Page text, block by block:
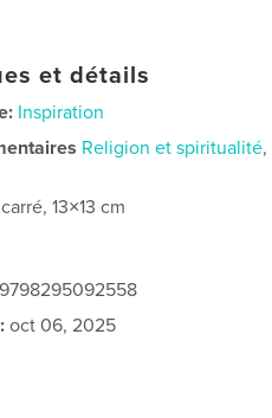
et détails
Inspiration
Religion et spiritualité,
13×13 cm
oct 06, 2025